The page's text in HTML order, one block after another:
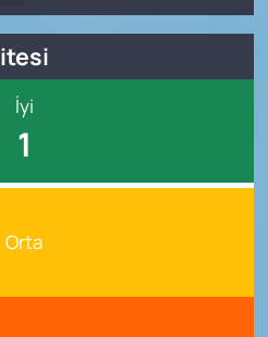
İyi
1
Orta